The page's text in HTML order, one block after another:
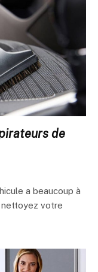
de
a beaucoup à
votre